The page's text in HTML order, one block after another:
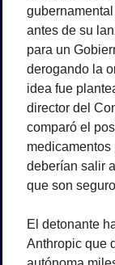
antes de su
para un
derogando la
idea fue
director del
comparó el
deberían salir
que son
El detonante
Anthropic que